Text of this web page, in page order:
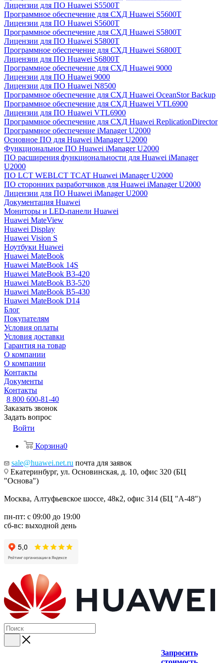
Лицензии для ПО Huawei S5500T
Программное обеспечение для СХД Huawei S5600T
Лицензии для ПО Huawei S5600T
Программное обеспечение для СХД Huawei S5800T
Лицензии для ПО Huawei S5800T
Программное обеспечение для СХД Huawei S6800T
Лицензии для ПО Huawei S6800T
Программное обеспечение для СХД Huawei 9000
Лицензии для ПО Huawei 9000
Лицензии для ПО Huawei N8500
Программное обеспечение для СХД Huawei OceanStor Backup
Программное обеспечение для СХД Huawei VTL6900
Лицензии для ПО Huawei VTL6900
Программное обеспечение для СХД Huawei ReplicationDirector
Программное обеспечение iManager U2000
Основное ПО для Huawei iManager U2000
Функциональное ПО Huawei iManager U2000
ПО расширения функциональности для Huawei iManager
U2000
ПО LCT WEBLCT TCAT Huawei iManager U2000
ПО сторонних разработчиков для Huawei iManager U2000
Лицензии для ПО Huawei iManager U2000
Документация Huawei
Мониторы и LED-панели Huawei
Huawei MateView
Huawei Display
Huawei Vision S
Ноутбуки Huawei
Huawei MateBook
Huawei MateBook 14S
Huawei MateBook B3-420
Huawei MateBook B3-520
Huawei MateBook B5-430
Huawei MateBook D14
Блог
Покупателям
Условия оплаты
Условия доставки
Гарантия на товар
О компании
О компании
Контакты
Документы
Контакты
8 800 600-81-40
Заказать звонок
Задать вопрос
Войти
Корзина0
sale@huawei.net.ru почта для заявок
Екатеринбург, ул. Основинская, д. 10, офис 320 (БЦ
"Основа")
Москва, Алтуфьевское шоссе, 48к2, офис 314 (БЦ "А-48")
пн-пт: с 09:00 до 19:00
сб-вс: выходной день
Запросить